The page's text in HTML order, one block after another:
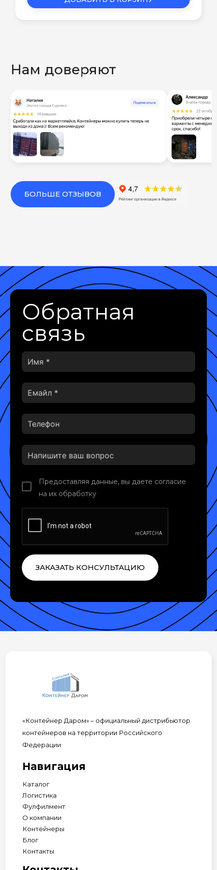
Нам доверяют
БОЛЬШЕ ОТЗЫВОВ
Обратная
связь
Предоставляя данные, вы даете согласие
на их обработку
ЗАКАЗАТЬ КОНСУЛЬТАЦИЮ
«Контейнер Даром» – официальный дистрибьютор
контейнеров на территории Российского
Федерации
Навигация
Каталог
Логистика
Фулфилмент
О компании
Контейнеры
Блог
Контакты